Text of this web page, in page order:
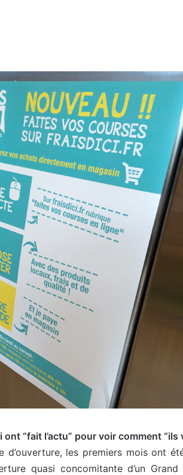
“fait l’actu” pour voir comment
d’ouverture, les premiers mois ont
quasi concomitante d’un